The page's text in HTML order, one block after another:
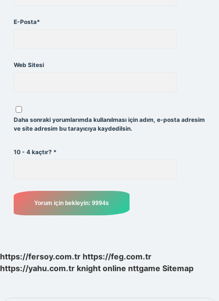
E-Posta*
Web Sitesi
Daha sonraki yorumlarımda kullanılması için adım, e-posta adresim
ve site adresim bu tarayıcıya kaydedilsin.
10 - 4 kaçtır? *
https://fersoy.com.tr https://feg.com.tr
https://yahu.com.tr knight online nttgame Sitemap